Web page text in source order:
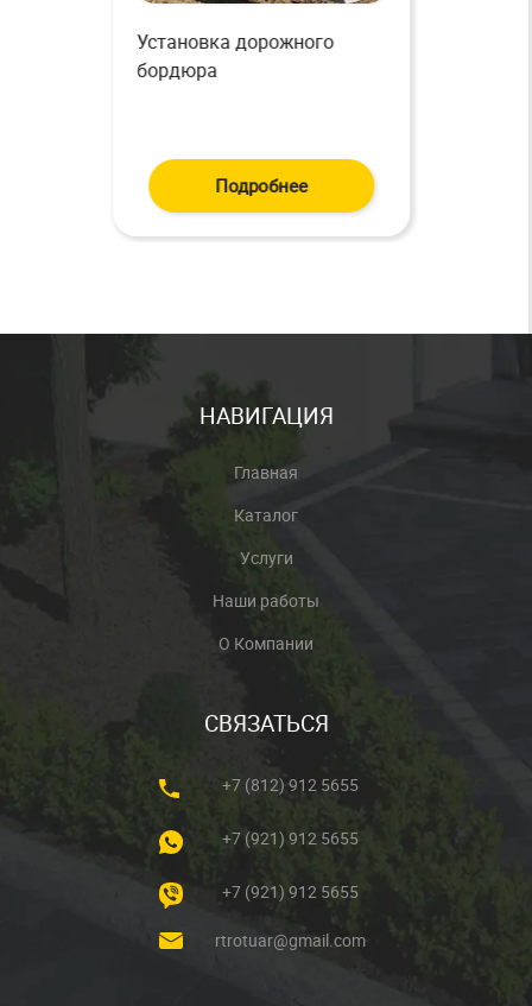
Установка водоотводных
бетонных лотков
Подробнее
НАВИГАЦИЯ
Главная
Каталог
Услуги
Наши работы
О Компании
СВЯЗАТЬСЯ
+7 (812) 912 5655
+7 (921) 912 5655
+7 (921) 912 5655
rtrotuar@gmail.com